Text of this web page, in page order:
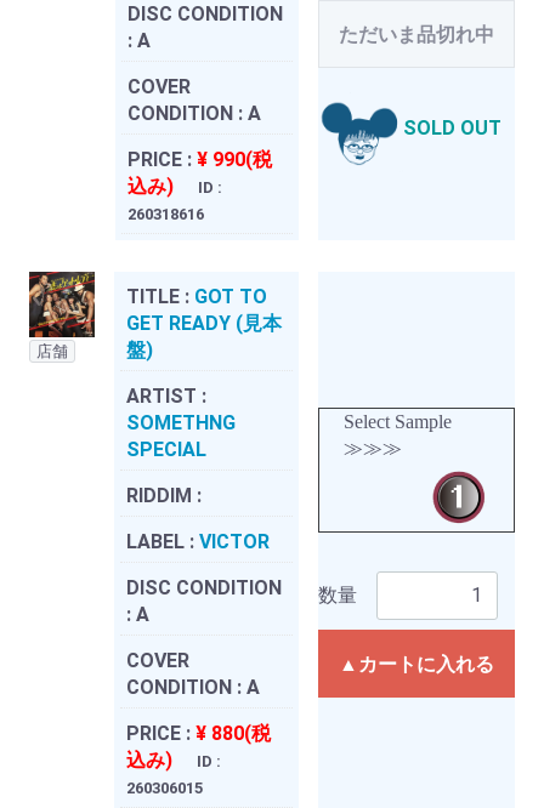
DISC CONDITION
: A
COVER
CONDITION : A
PRICE : ¥ 990(税
込み)
ID :
260318616
ただいま品切れ中
SOLD OUT
店舗
TITLE : GOT TO
GET READY (見本
盤)
ARTIST :
SOMETHNG
SPECIAL
RIDDIM :
LABEL : VICTOR
DISC CONDITION
: A
COVER
CONDITION : A
PRICE : ¥ 880(税
込み)
ID :
260306015
Select Sample
≫≫≫
数量
▲カートに入れる